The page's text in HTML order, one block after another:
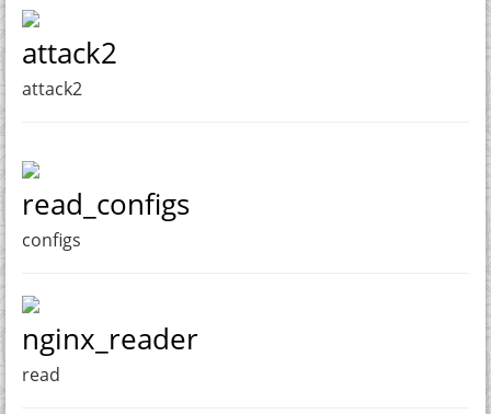
attack2
attack2
read_configs
configs
nginx_reader
read